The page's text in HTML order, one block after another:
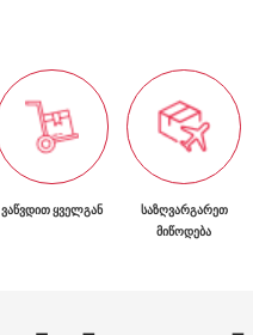
ᲕᲐᲬᲕᲓᲘᲗ ᲧᲕᲔᲚᲒᲐᲜ
ᲡᲐᲖᲦᲕᲐᲠᲒᲐᲠᲔᲗ
ᲛᲘᲬᲝᲓᲔᲑᲐ